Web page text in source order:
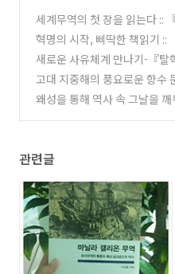
세계무역의 첫 장을 읽는다 ::
역』(책소개)
(0)
혁명의 시작, 삐딱한 책읽기 ::
(책소개)
(1)
새로운 사유체계 만나기-『탈
의 사유방식』(책소개)
(2)
고대 지중해의 풍요로운 향수
향수』(책소개) (5)
왜성을 통해 역사 속 그날을
관련글